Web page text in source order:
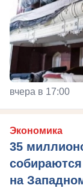
вчера в 17:00
Экономика
35
на